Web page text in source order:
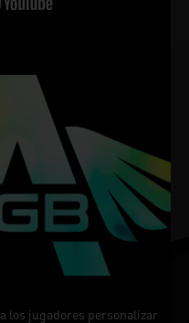
los jugadores personalizar